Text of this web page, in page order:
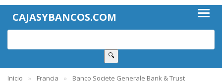
CAJASYBANCOS.COM
🔍
Inicio Francia Banco Societe Generale Bank & Trust